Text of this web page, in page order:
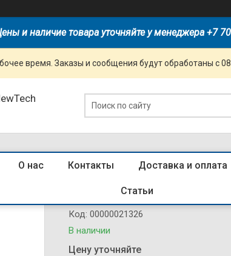
и наличие товара уточняйте у менеджера +7
время. Заказы и сообщения будут обработаны с
О нас Контакты Доставка и оплата
Статьи
814012 Авт. выкл. NXB-63
В наличии
Код:00000021326
Цену уточняйте